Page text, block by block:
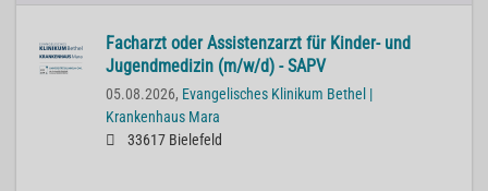
Facharzt oder Assistenzarzt für Kinder- und
Jugendmedizin (m/w/d) - SAPV
05.08.2026, Evangelisches Klinikum Bethel |
Krankenhaus Mara
33617 Bielefeld